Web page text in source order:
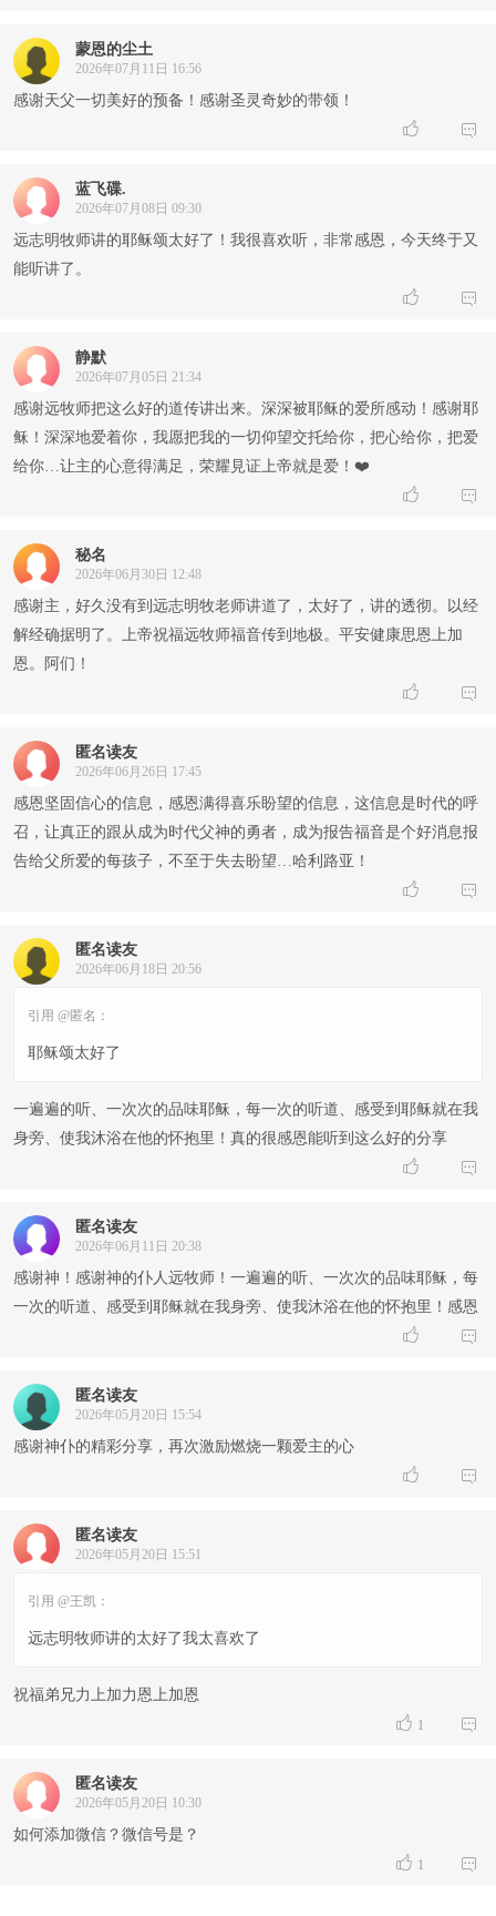
蒙恩的尘土
2026年07月11日 16:56
感谢天父一切美好的预备！感谢圣灵奇妙的带领！
 
蓝飞碟.
2026年07月08日 09:30
远志明牧师讲的耶稣颂太好了！我很喜欢听，非常感恩，今天终于又
能听讲了。
 
静默
2026年07月05日 21:34
感谢远牧师把这么好的道传讲出来。深深被耶稣的爱所感动！感谢耶
稣！深深地爱着你，我愿把我的一切仰望交托给你，把心给你，把爱
给你…让主的心意得满足，荣耀見证上帝就是爱！❤️
 
秘名
2026年06月30日 12:48
感谢主，好久没有到远志明牧老师讲道了，太好了，讲的透彻。以经
解经确据明了。上帝祝福远牧师福音传到地极。平安健康思恩上加
恩。阿们！
 
匿名读友
2026年06月26日 17:45
感恩坚固信心的信息，感恩满得喜乐盼望的信息，这信息是时代的呼
召，让真正的跟从成为时代父神的勇者，成为报告福音是个好消息报
告给父所爱的每孩子，不至于失去盼望…哈利路亚！
 
匿名读友
2026年06月18日 20:56
引用 @匿名：
耶稣颂太好了
一遍遍的听、一次次的品味耶稣，每一次的听道、感受到耶稣就在我
身旁、使我沐浴在他的怀抱里！真的很感恩能听到这么好的分享
 
匿名读友
2026年06月11日 20:38
感谢神！感谢神的仆人远牧师！一遍遍的听、一次次的品味耶稣，每
一次的听道、感受到耶稣就在我身旁、使我沐浴在他的怀抱里！感恩
 
匿名读友
2026年05月20日 15:54
感谢神仆的精彩分享，再次激励燃烧一颗爱主的心
 
匿名读友
2026年05月20日 15:51
引用 @王凯：
远志明牧师讲的太好了我太喜欢了
祝福弟兄力上加力恩上加恩
 1 
匿名读友
2026年05月20日 10:30
如何添加微信？微信号是？
 1 